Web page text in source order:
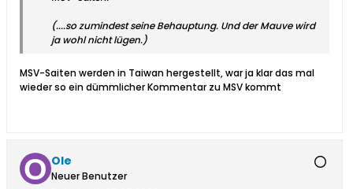
(....so zumindest seine Behauptung. Und der Mauve wird
ja wohl nicht lügen.)
MSV-Saiten werden in Taiwan hergestellt, war ja klar das mal
wieder so ein dümmlicher Kommentar zu MSV kommt
Ole
Neuer Benutzer